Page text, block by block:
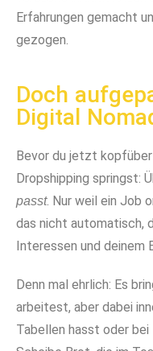
Erfahrungen gemacht
gezogen.
Doch
Digital
Bevor du jetzt
Dropshipping springst:
passt. Nur weil ein Job
das nicht automatisch,
Interessen und deinem
Denn mal ehrlich: Es
arbeitest, aber dabei
Tabellen hasst oder